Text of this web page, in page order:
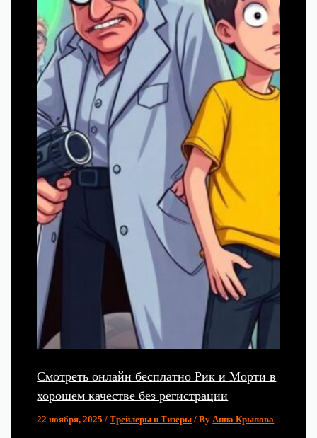
Смотреть онлайн бесплатно Рик и Морти в
хорошем качестве без регистрации
22 ноября, 2025/Трейлеры и Тизеры / ByАнна Крылова